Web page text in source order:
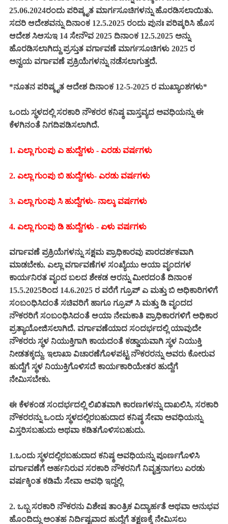
25.06.2024ರಂದು ಪರಿಷ್ಕೃತ ಮಾರ್ಗಸೂಚಿಗಳನ್ನು ಹೊರಡಿಸಲಾಯಿತು.
ಸದರಿ ಆದೇಶವನ್ನು ದಿನಾಂಕ 12.5.2025 ರಂದು ಪುನಃ ಪರಿಷ್ಕರಿಸಿ ಹೊಸ
ಆದೇಶ ಸಿಆಸುಇ 14 ಸೇನೌವ 2025 ದಿನಾಂಕ 12.5.2025 ಅನ್ನು
ಹೊರಡಿಸಲಾಗಿದ್ದು ಪ್ರಸ್ತುತ ವರ್ಗಾವಣೆ ಮಾರ್ಗಸೂಚಿಗಳು 2025 ರ
ಅನ್ವಯ ವರ್ಗಾವಣೆ ಪ್ರಕ್ರಿಯೆಗಳನ್ನು ನಡೆಸಲಾಗುತ್ತದೆ.
*ನೂತನ ಪರಿಷ್ಕೃತ ಆದೇಶ ದಿನಾಂಕ 12-5-2025 ರ ಮುಖ್ಯಾಂಶಗಳು*
ಒಂದು ಸ್ಥಳದಲ್ಲಿ ಸರಕಾರಿ ನೌಕರರ ಕನಿಷ್ಠ ವಾಸ್ತವ್ಯದ ಅವಧಿಯನ್ನು ಈ
ಕೆಳಗಿನಂತೆ ನಿಗದಿಪಡಿಸಲಾಗಿದೆ.
1. ಎಲ್ಲಾ ಗುಂಪು ಎ ಹುದ್ದೆಗಳು - ಎರಡು ವರ್ಷಗಳು
2. ಎಲ್ಲಾ ಗುಂಪು ಬಿ ಹುದ್ದೆಗಳು- ಎರಡು ವರ್ಷಗಳು
3. ಎಲ್ಲಾ ಗುಂಪು ಸಿ ಹುದ್ದೆಗಳು- ನಾಲ್ಕು ವರ್ಷಗಳು
4. ಎಲ್ಲಾ ಗುಂಪು ಡಿ ಹುದ್ದೆಗಳು - ಏಳು ವರ್ಷಗಳು
ವರ್ಗಾವಣೆ ಪ್ರಕ್ರಿಯೆಗಳನ್ನು ಸಕ್ಷಮ ಪ್ರಾಧಿಕಾರವು ಪಾರದರ್ಶಕವಾಗಿ
ಮಾಡಬೇಕು. ಎಲ್ಲಾ ವರ್ಗಾವಣೆಗಳ ಸಂಖ್ಯೆಯು ಆಯಾ ವೃಂದಗಳ
ಕಾರ್ಯನಿರತ ವೃಂದ ಬಲದ ಶೇಕಡ ಆರನ್ನು ಮೀರದಂತೆ ದಿನಾಂಕ
15.5.2025ರಿಂದ 14.6.2025 ರ ವರೆಗೆ ಗ್ರೂಪ್ ಎ ಮತ್ತು ಬಿ ಅಧಿಕಾರಿಗಳಿಗೆ
ಸಂಬಂಧಿಸಿದಂತೆ ಸಚಿವರಿಗೆ ಹಾಗೂ ಗ್ರೂಪ್ ಸಿ ಮತ್ತು ಡಿ ವೃಂದದ
ನೌಕರರಿಗೆ ಸಂಬಂಧಿಸಿದಂತೆ ಆಯಾ ನೇಮಕಾತಿ ಪ್ರಾಧಿಕಾರಗಳಿಗೆ ಅಧಿಕಾರ
ಪ್ರತ್ಯಾಯೋಜಿಸಲಾಗಿದೆ. ವರ್ಗಾವಣೆಯಾದ ಸಂದರ್ಭದಲ್ಲಿ ಯಾವುದೇ
ನೌಕರರು ಸ್ಥಳ ನಿಯುಕ್ತಿಗಾಗಿ ಕಾಯದಂತೆ ಕಡ್ಡಾಯವಾಗಿ ಸ್ಥಳ ನಿಯುಕ್ತಿ
ನೀಡತಕ್ಕದ್ದು. ಇಲಾಖಾ ವಿಚಾರಣೆಗೊಳಪಟ್ಟ ನೌಕರರನ್ನು ಅವರು ಕೋರುವ
ಹುದ್ದೆಗೆ ಸ್ಥಳ ನಿಯುಕ್ತಿಗೊಳಿಸದೆ ಕಾರ್ಯಕಾರಿಯೇತರ ಹುದ್ದೆಗೆ
ನೇಮಿಸಬೇಕು.
ಈ ಕೆಳಕಂಡ ಸಂದರ್ಭದಲ್ಲಿ ಲಿಖಿತವಾಗಿ ಕಾರಣಗಳನ್ನು ದಾಖಲಿಸಿ, ಸರಕಾರಿ
ನೌಕರರನ್ನು ಒಂದು ಸ್ಥಳದಲ್ಲಿರಬಹುದಾದ ಕನಿಷ್ಠ ಸೇವಾ ಅವಧಿಯನ್ನು
ವಿಸ್ತರಿಸಬಹುದು ಅಥವಾ ಕಡಿತಗೊಳಿಸಬಹುದು.
1.ಒಂದು ಸ್ಥಳದಲ್ಲಿರಬಹುದಾದ ಕನಿಷ್ಠ ಅವಧಿಯನ್ನು ಪೂರ್ಣಗೊಳಿಸಿ
ವರ್ಗಾವಣೆಗೆ ಅರ್ಹನಿರುವ ಸರಕಾರಿ ನೌಕರನಿಗೆ ನಿವೃತ್ತನಾಗಲು ಎರಡು
ವರ್ಷಕ್ಕಿಂತ ಕಡಿಮೆ ಸೇವಾ ಅವಧಿ ಇದ್ದಲ್ಲಿ
2. ಒಬ್ಬ ಸರಕಾರಿ ನೌಕರನು ವಿಶೇಷ ತಾಂತ್ರಿಕ ವಿದ್ಯಾರ್ಹತೆ ಅಥವಾ ಅನುಭವ
ಹೊಂದಿದ್ದು ಅಂತಹ ನಿರ್ದಿಷ್ಟವಾದ ಹುದ್ದೆಗೆ ತಕ್ಷಣಕ್ಕೆ ನೇಮಿಸಲು